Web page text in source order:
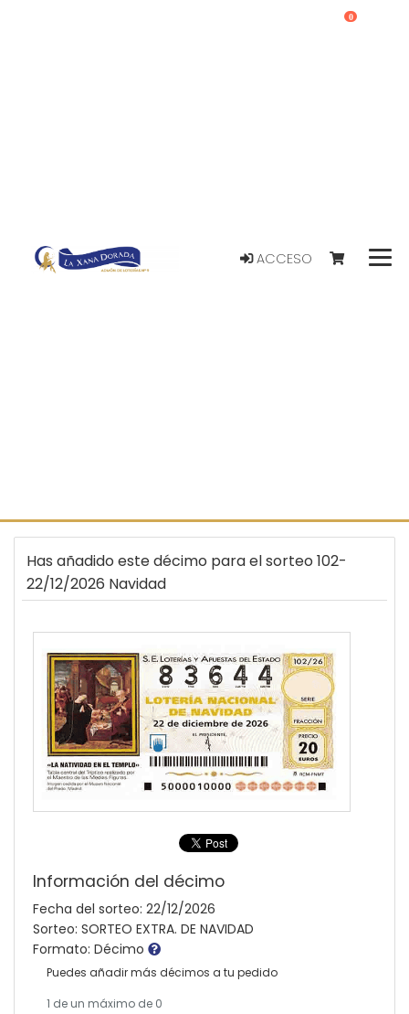
ACCESO
0
Has añadido este décimo para el sorteo 102-
22/12/2026 Navidad
Información del décimo
Fecha del sorteo: 22/12/2026
Sorteo: SORTEO EXTRA. DE NAVIDAD
Formato: Décimo
Puedes añadir más décimos a tu pedido
1 de un máximo de 0